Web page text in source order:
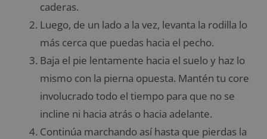
caderas.
Luego, de un lado a la vez, levanta la rodilla lo
más cerca que puedas hacia el pecho.
Baja el pie lentamente hacia el suelo y haz lo
mismo con la pierna opuesta. Mantén tu core
involucrado todo el tiempo para que no se
incline ni hacia atrás o hacia adelante.
Continúa marchando así hasta que pierdas la